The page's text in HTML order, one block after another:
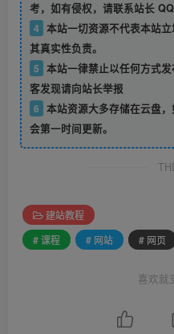
考，如有侵权，请联系站长 QQ
4 本站一切资源不代表本站
其真实性负责。
5 本站一律禁止以任何方式
客发现请向站长举报
6 本站资源大多存储在云盘
会第一时间更新。
建站教程
# 课程
# 网站 # 网页
喜欢就